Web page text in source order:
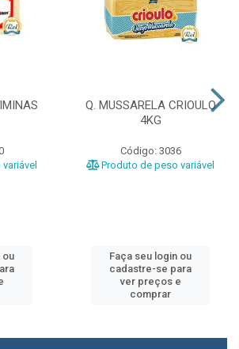
ou
Q. MUSSARELA CRIOULO
4KG
Código: 3036
Produto de peso variável
Faça seu login ou
cadastre-se para
ver preços e
comprar